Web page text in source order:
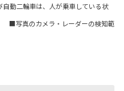
動二輪車は、人が乗車している状
■写真のカメラ・レーダーの検知範